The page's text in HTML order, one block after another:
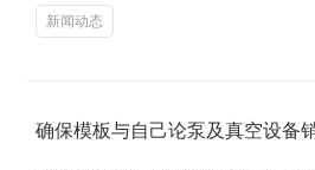
新闻动态
确保模板与自己论泵及真空设备